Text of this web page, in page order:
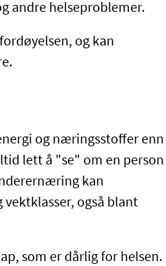
andre helseproblemer.
og kan
og næringsstoffer enn
lett å "se" om en person
kan
også blant
som er dårlig for helsen.